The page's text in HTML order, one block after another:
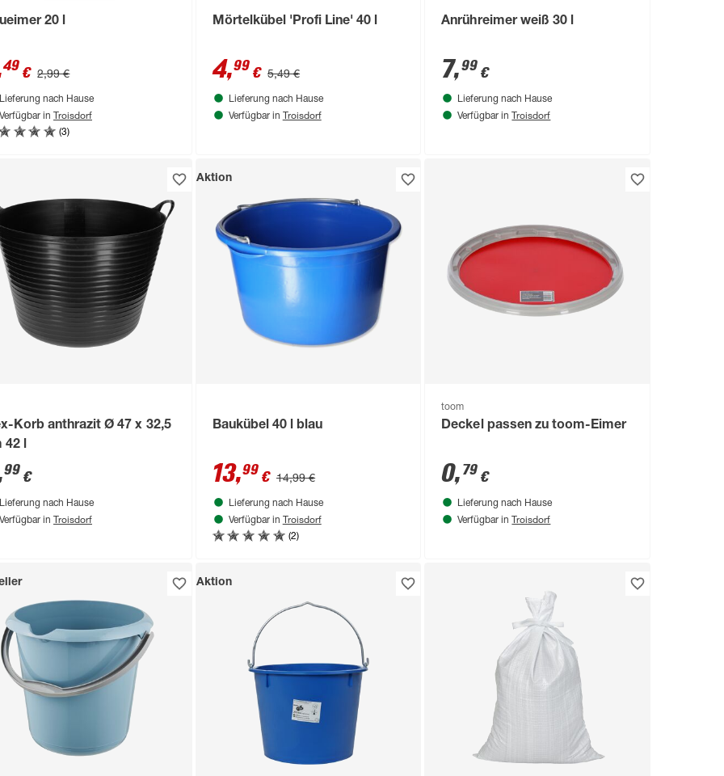
20 l
49 € 2,99 €
Lieferung nach Hause
Verfügbar in Troisdorf
(3)
Mörtelkübel 'Profi Line' 40 l
4,99€ 5,49 €
Lieferung nach Hause
Verfügbar in Troisdorf
Anrühreimer weiß 30 l
7,99 €
Lieferung nach Hause
Verfügbar in Troisdorf
Korb anthrazit Ø 47 x 32,5
42 l
99 €
Lieferung nach Hause
Verfügbar in Troisdorf
Aktion
Baukübel 40 l blau
13,99€ 14,99 €
Lieferung nach Hause
Verfügbar in Troisdorf
(2)
toom
Deckel passen zu toom-Eimer
0,79 €
Lieferung nach Hause
Verfügbar in Troisdorf
Aktion